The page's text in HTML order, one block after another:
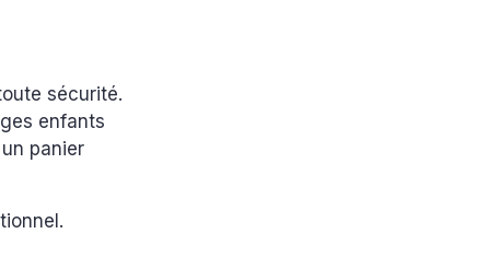
sécurité.
enfants
panier